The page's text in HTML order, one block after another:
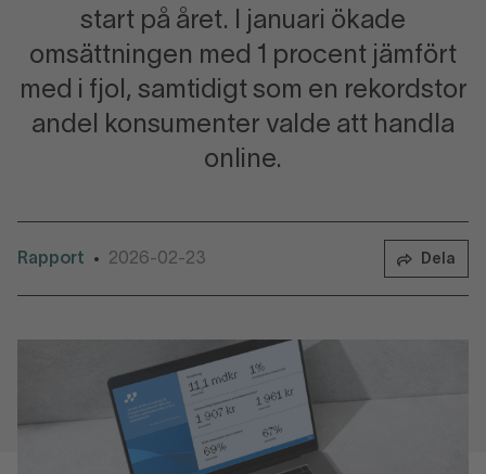
start på året. I januari ökade
omsättningen med 1 procent jämfört
med i fjol, samtidigt som en rekordstor
andel konsumenter valde att handla
online.
Rapport • 2026-02-23 Dela